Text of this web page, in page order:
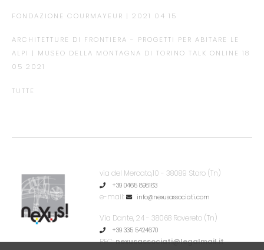
FONDAZIONE COURMAYEUR | 2021 04 15
ARCHITETTURE DI FRONTIERA - PROGETTI PER ABITARE LE
ALPI | MUSEO DELLA MONTAGNA DI TORINO TALK ONLINE 18
05 2021
TUTTE
via del Mercato,10 - 38089 Storo (Tn)
+39 0465 898163
e-mail: info@nexusassociati.com
Via Dante, 24 - 38068 Rovereto (Tn)
+39 335 5424670
PEC:nexusassociati@legalmail.it